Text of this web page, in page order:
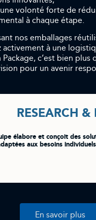
une volonté forte de
à chaque étape.
nos emballages
à une
c’est bien plus
pour un avenir
RESEARCH &
élabore et conçoit des
aux besoins
En savoir plus